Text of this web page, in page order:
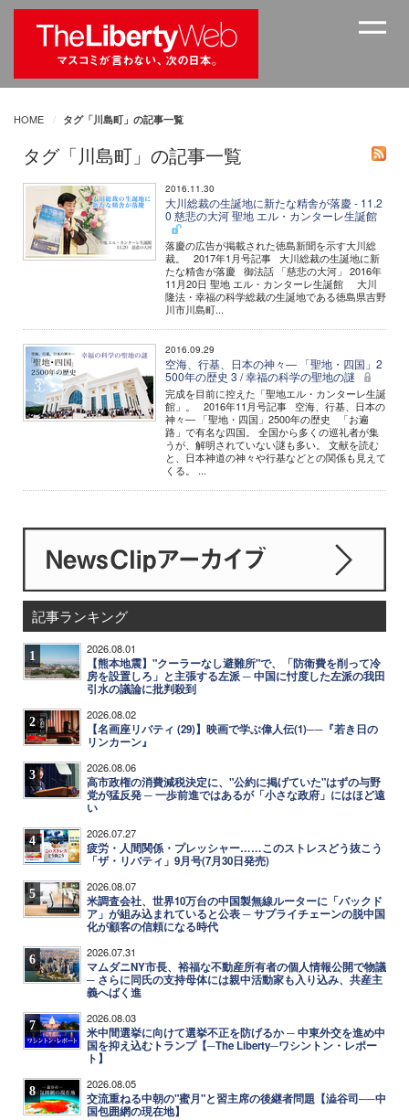
HOME タグ「川島町」の記事一覧
タグ「川島町」の記事一覧
2016.11.30
大川総裁の生誕地に新たな精舎が落慶 - 11.2
0 慈悲の大河 聖地 エル・カンターレ生誕館
落慶の広告が掲載された徳島新聞を示す大川総
裁。 2017年1月号記事 大川総裁の生誕地に新
たな精舎が落慶 御法話 「慈悲の大河」 2016年
11月20日 聖地 エル・カンターレ生誕館 大川
隆法・幸福の科学総裁の生誕地である徳島県吉野
川市川島町...
2016.09.29
空海、行基、日本の神々― 「聖地・四国」2
500年の歴史 3 / 幸福の科学の聖地の謎
完成を目前に控えた「聖地エル・カンターレ生誕
館」。 2016年11月号記事 空海、行基、日本の
神々― 「聖地・四国」2500年の歴史 「お遍
路」で有名な四国。 全国から多くの巡礼者が集
うが、解明されていない謎も多い。 文献を読む
と、日本神道の神々や行基などとの関係も見えて
くる。 ...
記事ランキング
1 2026.08.01
【熊本地震】"クーラーなし避難所"で、「防衛費を削って冷
房を設置しろ」と主張する左派 ─ 中国に忖度した左派の我田
引水の議論に批判殺到
2 2026.08.02
【名画座リバティ (29)】映画で学ぶ偉人伝(1)──『若き日の
リンカーン』
3 2026.08.06
高市政権の消費減税決定に、"公約に掲げていた"はずの与野
党が猛反発 ─ 一歩前進ではあるが「小さな政府」にはほど遠
い
4 2026.07.27
疲労・人間関係・プレッシャー……このストレスどう抜こう
「ザ・リバティ」9月号(7月30日発売)
5 2026.08.07
米調査会社、世界10万台の中国製無線ルーターに「バックド
ア」が組み込まれていると公表 ─ サプライチェーンの脱中国
化が顧客の信頼になる時代
6 2026.07.31
マムダニNY市長、裕福な不動産所有者の個人情報公開で物議
─ さらに同氏の支持母体には親中活動家も入り込み、共産主
義へばく進
7 2026.08.03
米中間選挙に向けて選挙不正を防げるか ─ 中東外交を進め中
国を抑え込むトランプ【─The Liberty─ワシントン・レポー
ト】
8 2026.08.05
交流重ねる中朝の"蜜月"と習主席の後継者問題【澁谷司──中
国包囲網の現在地】